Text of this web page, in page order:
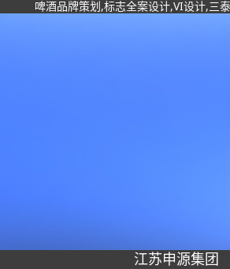
啤酒品牌策划,标志全案设计,VI设计,三
江苏申源集团